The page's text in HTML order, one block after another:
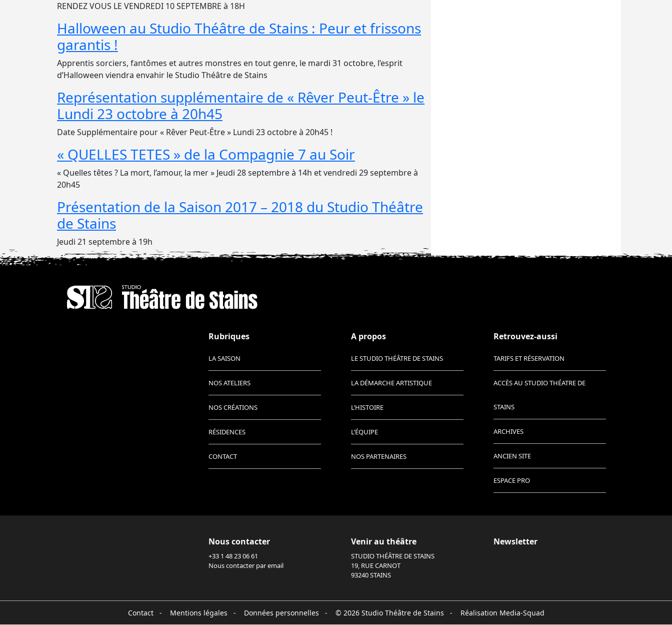
RENDEZ VOUS LE VENDREDI 10 SEPTEMBRE à 18H
Halloween au Studio Théâtre de Stains : Peur et frissons
garantis !
Apprentis sorciers, fantômes et autres monstres en tout genre, le mardi 31 octobre, l’esprit
d’Halloween viendra envahir le Studio Théâtre de Stains
Représentation supplémentaire de « Rêver Peut-Être » le
Lundi 23 octobre à 20h45
Date Supplémentaire pour « Rêver Peut-Être » Lundi 23 octobre à 20h45 !
« QUELLES TETES » de la Compagnie 7 au Soir
« Quelles têtes ? La mort, l’amour, la mer » Jeudi 28 septembre à 14h et vendredi 29 septembre à
20h45
Présentation de la Saison 2017 – 2018 du Studio Théâtre
de Stains
Jeudi 21 septembre à 19h
Rubriques
LA SAISON
NOS ATELIERS
NOS CRÉATIONS
RÉSIDENCES
CONTACT
A propos
LE STUDIO THÉÂTRE DE STAINS
LA DÉMARCHE ARTISTIQUE
L’HISTOIRE
L’ÉQUIPE
NOS PARTENAIRES
Retrouvez-aussi
TARIFS ET RÉSERVATION
ACCÈS AU STUDIO THÉATRE DE
STAINS
ARCHIVES
ANCIEN SITE
ESPACE PRO
Nous contacter
+33 1 48 23 06 61
Nous contacter par email
Venir au théâtre
STUDIO THÉÂTRE DE STAINS
19, RUE CARNOT
93240 STAINS
Newsletter
Contact- Mentions légales - Données personnelles - © 2026 Studio Théâtre de Stains - Réalisation Media-Squad